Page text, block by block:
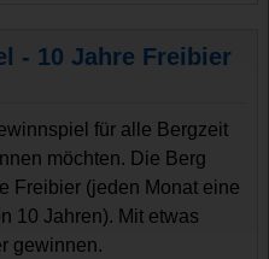
- 10 Jahre Freibier
für alle Bergzeit
möchten. Die Berg
Freibier (jeden Monat eine
10 Jahren). Mit etwas
gewinnen.